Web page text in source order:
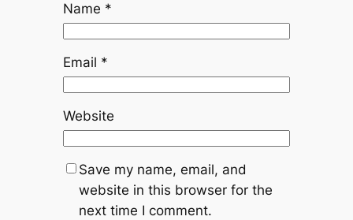
Name *
Email *
Website
Save my name, email, and
website in this browser for the
next time I comment.